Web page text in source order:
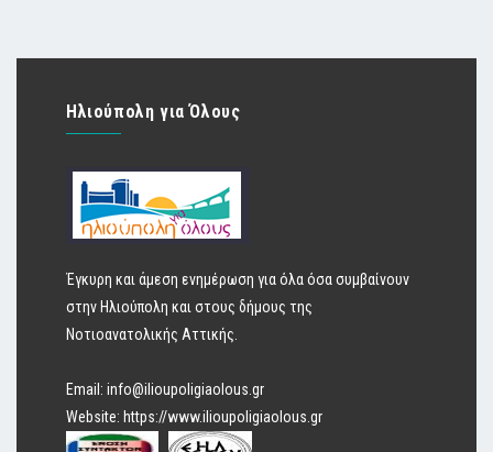
Ηλιούπολη για Όλους
Έγκυρη και άμεση ενημέρωση για όλα όσα συμβαίνουν
στην Ηλιούπολη και στους δήμους της
Νοτιοανατολικής Αττικής.
Email: info@ilioupoligiaolous.gr
Website: https://www.ilioupoligiaolous.gr